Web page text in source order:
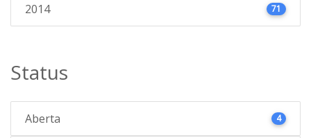
2014 71
Status
Aberta 4